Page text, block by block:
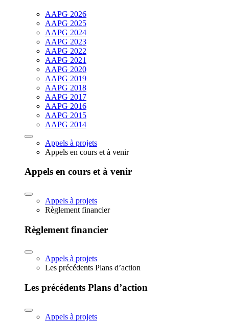
AAPG 2026
AAPG 2025
AAPG 2024
AAPG 2023
AAPG 2022
AAPG 2021
AAPG 2020
AAPG 2019
AAPG 2018
AAPG 2017
AAPG 2016
AAPG 2015
AAPG 2014
Appels à projets
Appels en cours et à venir
Appels en cours et à venir
Appels à projets
Règlement financier
Règlement financier
Appels à projets
Les précédents Plans d’action
Les précédents Plans d’action
Appels à projets